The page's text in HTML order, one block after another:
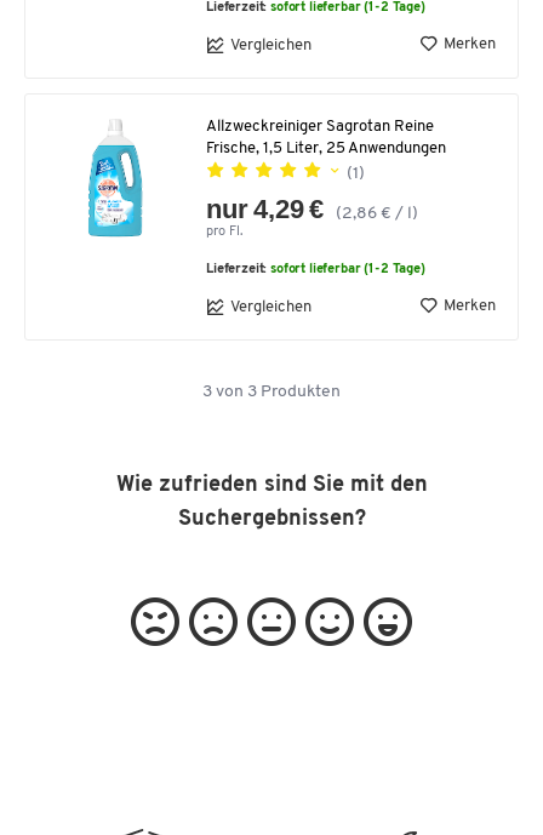
Lieferzeit:sofort lieferbar (1-2 Tage)
Vergleichen Merken
Allzweckreiniger Sagrotan Reine
Frische, 1,5 Liter, 25 Anwendungen
(1)
nur 4,29 € (2,86 € / l)
pro Fl.
Lieferzeit:sofort lieferbar (1-2 Tage)
Vergleichen Merken
3 von 3 Produkten
Wie zufrieden sind Sie mit den
Suchergebnissen?